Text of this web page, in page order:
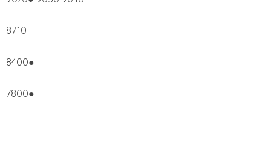
8710
8400●
7800●